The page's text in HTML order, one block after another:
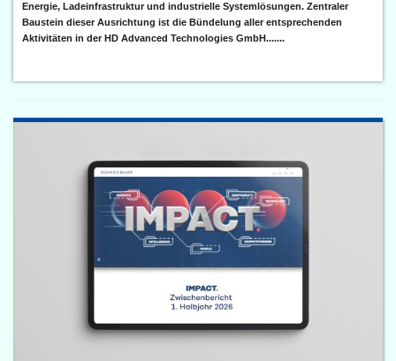
Energie, Ladeinfrastruktur und industrielle Systemlösungen. Zentraler
Baustein dieser Ausrichtung ist die Bündelung aller entsprechenden
Aktivitäten in der HD Advanced Technologies GmbH.......